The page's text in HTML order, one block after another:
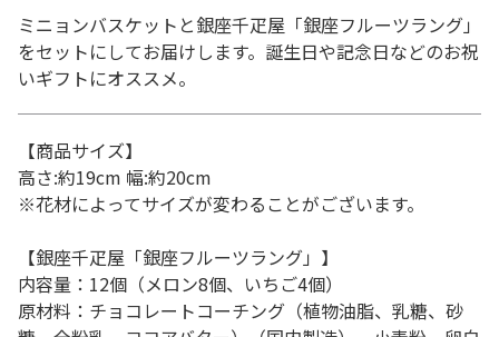
ミニョンバスケットと銀座千疋屋「銀座フルーツラング」
をセットにしてお届けします。誕生日や記念日などのお祝
いギフトにオススメ。
【商品サイズ】
高さ:約19cm 幅:約20cm
※花材によってサイズが変わることがございます。
【銀座千疋屋「銀座フルーツラング」】
内容量：12個（メロン8個、いちご4個）
原材料：チョコレートコーチング（植物油脂、乳糖、砂